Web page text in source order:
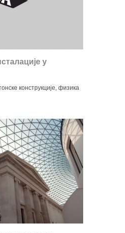
у
конструкције, физика